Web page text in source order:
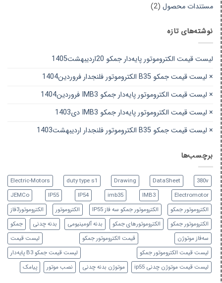
مستندات محصول (2)
نوشته‌های تازه
لیست قیمت الکتروموتور پایه‌دار جمکو 20اردیبهشت1405
× لیست قیمت جمکو B35 الکتروموتور فلنجدار فروردین1404
× لیست قیمت الکتروموتور پایه‌دار جمکو IMB3 فروردین1404
× لیست قیمت الکتروموتور پایه‌دار جمکو IMB3 دی1403
× لیست قیمت جمکو B35 الکتروموتور فلنجدار اردیبهشت1403
برچسب‌ها
380v
DataSheet
Drawing
duty type s1
Electric-Motors
Electromotor
IMB3
imb35
IP54
IP55
JEMCo
الكتروموتور جمكو
الكتروموتور جمكو سه فاز IP55 الکتروموتور
الکتروموتور3فاز
الکتروموتور جمکو
الکتروموتورهای جمکو بدنه آلومینیومی بدنه چدنی
جمکو
سه‌فاز موتوژن
قیمت الکتروموتور جمکو
لیست قیمت
لیست قیمت الکتروموتور جمکو
لیست قیمت جمکو B3 پایه‌دار
لیست قیمت موتوژن چدنی ip55
موتوژن بدنه چدنی نصب موتور پیامک